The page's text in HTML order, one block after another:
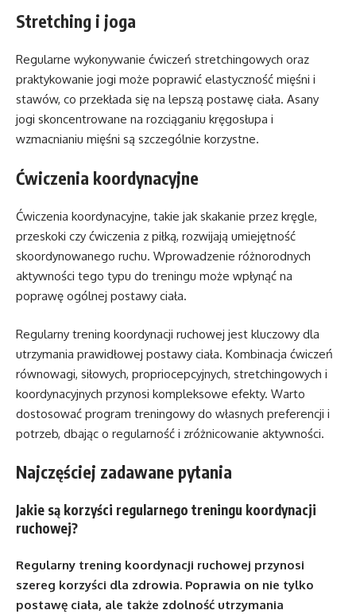
Stretching i joga
Regularne wykonywanie ćwiczeń stretchingowych oraz
praktykowanie jogi może poprawić elastyczność mięśni i
stawów, co przekłada się na lepszą postawę ciała. Asany
jogi skoncentrowane na rozciąganiu kręgosłupa i
wzmacnianiu mięśni są szczególnie korzystne.
Ćwiczenia koordynacyjne
Ćwiczenia koordynacyjne, takie jak skakanie przez kręgle,
przeskoki czy ćwiczenia z piłką, rozwijają umiejętność
skoordynowanego ruchu. Wprowadzenie różnorodnych
aktywności tego typu do treningu może wpłynąć na
poprawę ogólnej postawy ciała.
Regularny trening koordynacji ruchowej jest kluczowy dla
utrzymania prawidłowej postawy ciała. Kombinacja ćwiczeń
równowagi, siłowych, propriocepcyjnych, stretchingowych i
koordynacyjnych przynosi kompleksowe efekty. Warto
dostosować program treningowy do własnych preferencji i
potrzeb, dbając o regularność i zróżnicowanie aktywności.
Najczęściej zadawane pytania
Jakie są korzyści regularnego treningu koordynacji
ruchowej?
Regularny trening koordynacji ruchowej przynosi
szereg korzyści dla zdrowia. Poprawia on nie tylko
postawę ciała, ale także zdolność utrzymania